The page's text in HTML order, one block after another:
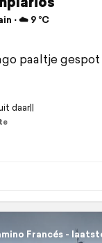
⋅ ☁️ 9 °C
paaltje gespot
daar||
Francés -